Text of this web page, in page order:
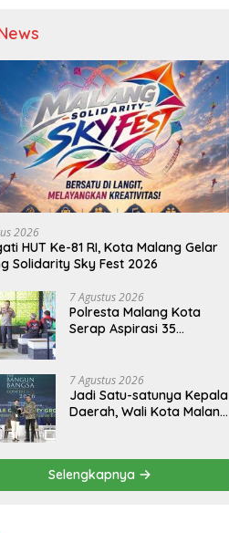
2026
HUT Ke-81 RI, Kota Malang Gelar
Solidarity Sky Fest 2026
7 Agustus 2026
Polresta Malang Kota
Serap Aspirasi 35
hingga SPKLU Gratis
7 Agustus 2026
Jadi Satu-satunya Kepala
Daerah, Wali Kota Malang
Jakarta
Selengkapnya